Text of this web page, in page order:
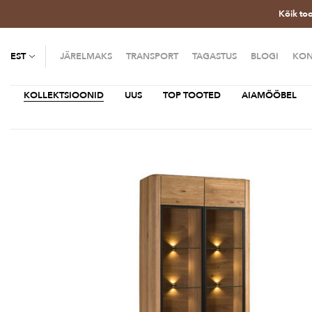
Kõik
EST JÄRELMAKS TRANSPORT TAGASTUS BLOGI
KOLLEKTSIOONID UUS TOP TOOTED AIAMÖÖBEL